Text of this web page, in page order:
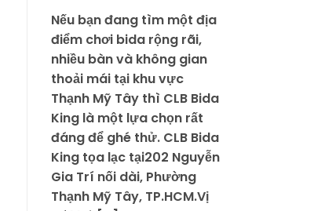
Nếu bạn đang tìm một địa
điểm chơi bida rộng rãi,
nhiều bàn và không gian
thoải mái tại khu vực
Thạnh Mỹ Tây thì CLB Bida
King là một lựa chọn rất
đáng để ghé thử. CLB Bida
King tọa lạc tại202 Nguyễn
Gia Trí nối dài, Phường
Thạnh Mỹ Tây, TP.HCM.Vị